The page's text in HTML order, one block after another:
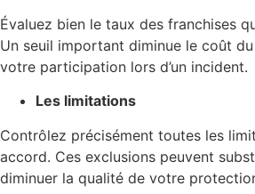
Évaluez bien le taux des franchises
Un seuil important diminue le coût
votre participation lors d’un incident.
Les limitations
Contrôlez précisément toutes les
accord. Ces exclusions peuvent
diminuer la qualité de votre